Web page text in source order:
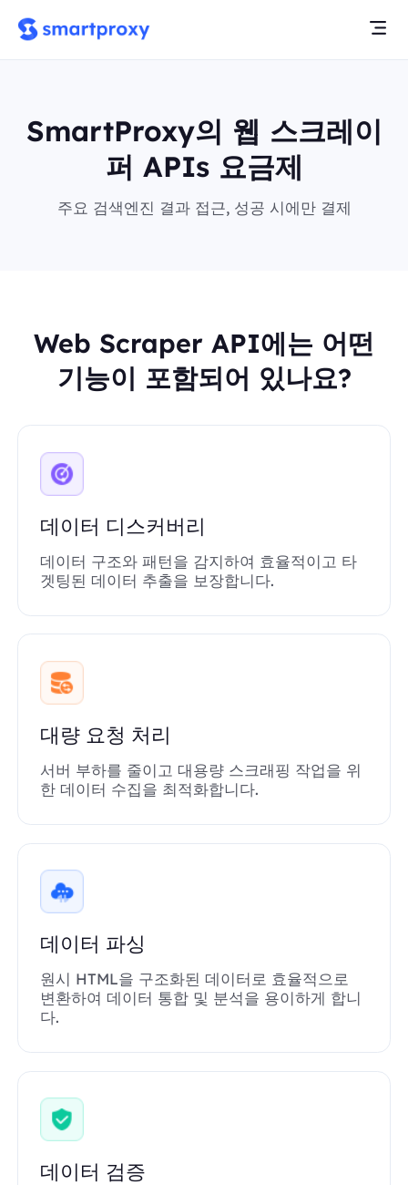
SmartProxy의 웹 스크레이
퍼 APIs 요금제
주요 검색엔진 결과 접근, 성공 시에만 결제
Web Scraper API에는 어떤
기능이 포함되어 있나요?
데이터 디스커버리
데이터 구조와 패턴을 감지하여 효율적이고 타
겟팅된 데이터 추출을 보장합니다.
대량 요청 처리
서버 부하를 줄이고 대용량 스크래핑 작업을 위
한 데이터 수집을 최적화합니다.
데이터 파싱
원시 HTML을 구조화된 데이터로 효율적으로
변환하여 데이터 통합 및 분석을 용이하게 합니
다.
데이터 검증